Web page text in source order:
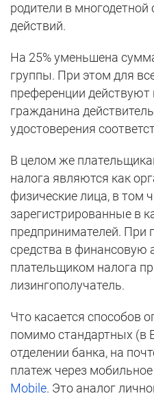
родители в
действий.
На 25% уменьшена
группы. При этом для
преференции действуют
гражданина
удостоверения
В целом же
налога являются как
физические лица, в том
зарегистрированные в
предпринимателей. При
средства в финансовую
плательщиком налога
лизингополучатель.
Что касается способов
помимо стандартных (в
отделении банка, на
платеж через
Mobile. Это аналог